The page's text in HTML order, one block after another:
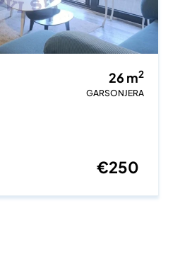
26 m2
GARSONJERA
€250